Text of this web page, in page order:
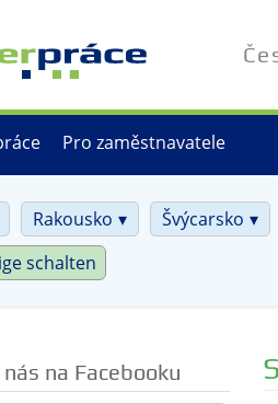
Pro zaměstnavatele
Rakousko Švýcarsko
schalten
na Facebooku